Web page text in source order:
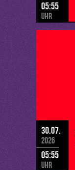
05:55
Uhr
30.07.
2026
05:55
Uhr